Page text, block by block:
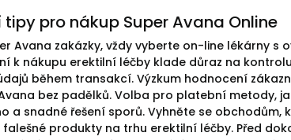
tipy pro nákup Super Avana Online
Avana zakázky, vždy vyberte on-line lékárny s
k nákupu erektilní léčby klade důraz na
během transakcí. Výzkum hodnocení
bez padělků. Volba pro platební metody,
a snadné řešení sporů. Vyhněte se
produkty na trhu erektilní léčby. Před